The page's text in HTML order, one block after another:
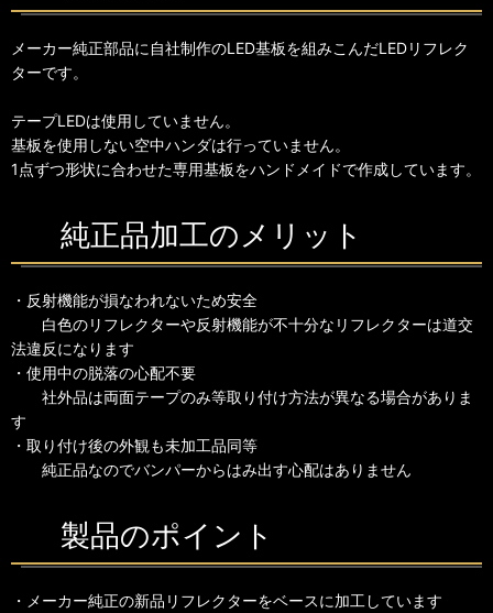
メーカー純正部品に自社制作のLED基板を組みこんだLEDリフレク
ターです。
テープLEDは使用していません。
基板を使用しない空中ハンダは行っていません。
1点ずつ形状に合わせた専用基板をハンドメイドで作成しています。
純正品加工のメリット
・反射機能が損なわれないため安全
白色のリフレクターや反射機能が不十分なリフレクターは道交
法違反になります
・使用中の脱落の心配不要
社外品は両面テープのみ等取り付け方法が異なる場合がありま
す
・取り付け後の外観も未加工品同等
純正品なのでバンパーからはみ出す心配はありません
製品のポイント
・メーカー純正の新品リフレクターをベースに加工しています